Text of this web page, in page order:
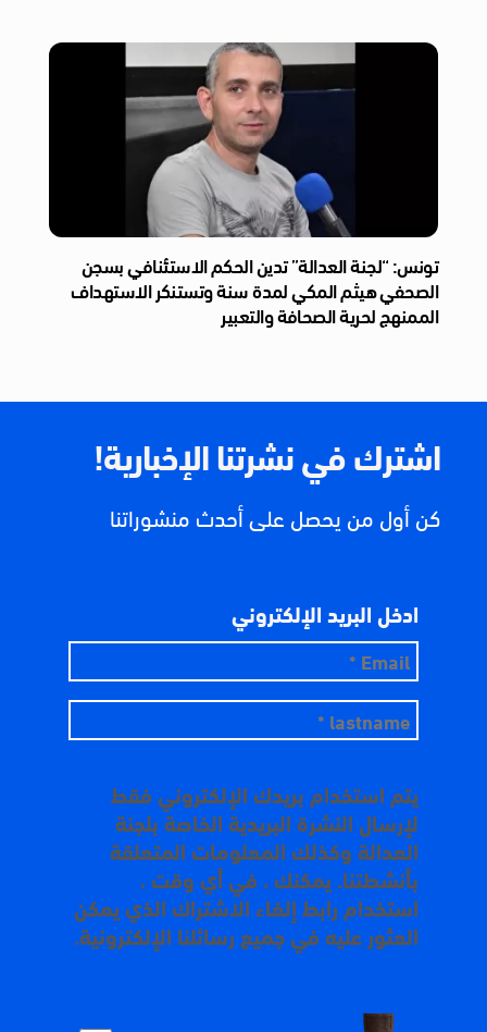
تونس: “لجنة العدالة” تدين الحكم الاستئنافي بسجن
الصحفي هيثم المكي لمدة سنة وتستنكر الاستهداف
الممنهج لحرية الصحافة والتعبير
اشترك في نشرتنا الإخبارية!
كن أول من يحصل على أحدث منشوراتنا
ادخل البريد الإلكتروني
يتم استخدام بريدك الإلكتروني فقط
لإرسال النشرة البريدية الخاصة بلجنة
العدالة وكذلك المعلومات المتعلقة
بأنشطتنا. يمكنك ، في أي وقت ،
استخدام رابط إلغاء الاشتراك الذي يمكن
العثور عليه في جميع رسائلنا الإلكترونية.